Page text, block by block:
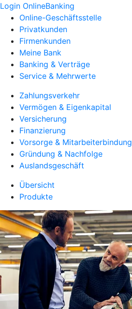
Login OnlineBanking
Online-Geschäftsstelle
Privatkunden
Firmenkunden
Meine Bank
Banking & Verträge
Service & Mehrwerte
Zahlungsverkehr
Vermögen & Eigenkapital
Versicherung
Finanzierung
Vorsorge & Mitarbeiterbindung
Gründung & Nachfolge
Auslandsgeschäft
Übersicht
Produkte